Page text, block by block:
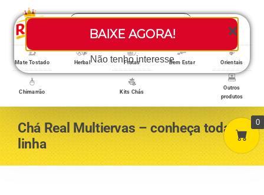
BAIXE AGORA!
Não tenho interesse
content
Search
Toggle
Loja/Produtos
Home
A empresa
Mate Tostado Herbal Frutas Bem Estar Orientais
Chimarrão Kits Chás
Outros
produtos
Chá Real Multiervas – conheça toda a
linha
0